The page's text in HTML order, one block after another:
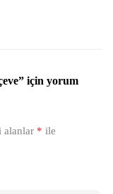
için yorum
alanlar * ile